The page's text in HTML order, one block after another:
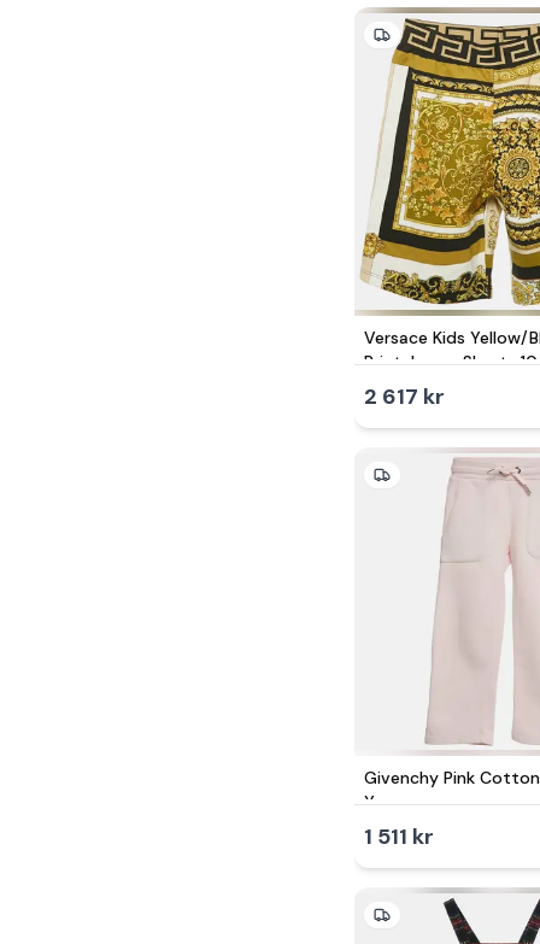
Versace Kids Yellow/
Print Jersey Shorts 10
2 617 kr
Givenchy Pink
Years
1 511 kr